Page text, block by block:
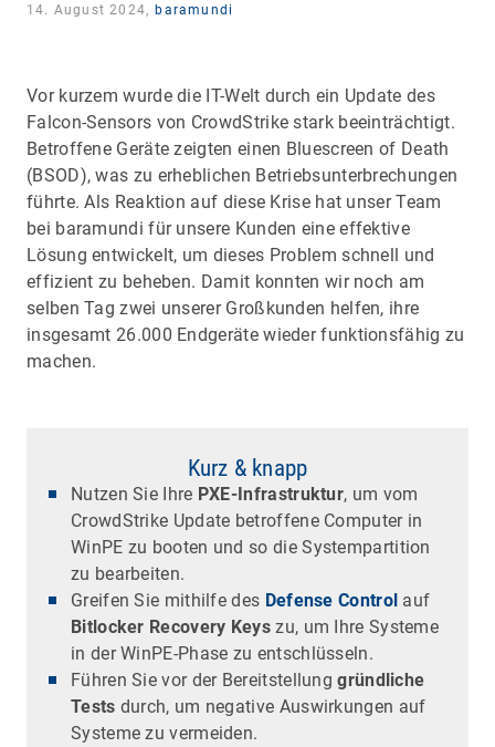
14. August 2024, baramundi
Vor kurzem wurde die IT-Welt durch ein Update des
Falcon-Sensors von CrowdStrike stark beeinträchtigt.
Betroffene Geräte zeigten einen Bluescreen of Death
(BSOD), was zu erheblichen Betriebsunterbrechungen
führte. Als Reaktion auf diese Krise hat unser Team
bei baramundi für unsere Kunden eine effektive
Lösung entwickelt, um dieses Problem schnell und
effizient zu beheben. Damit konnten wir noch am
selben Tag zwei unserer Großkunden helfen, ihre
insgesamt 26.000 Endgeräte wieder funktionsfähig zu
machen.
Kurz & knapp
Nutzen Sie Ihre PXE-Infrastruktur, um vom
CrowdStrike Update betroffene Computer in
WinPE zu booten und so die Systempartition
zu bearbeiten.
Greifen Sie mithilfe des Defense Control auf
Bitlocker Recovery Keys zu, um Ihre Systeme
in der WinPE-Phase zu entschlüsseln.
Führen Sie vor der Bereitstellunggründliche
Tests durch, um negative Auswirkungen auf
Systeme zu vermeiden.